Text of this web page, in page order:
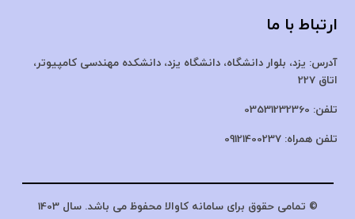
ارتباط با ما
آدرس: یزد، بلوار دانشگاه، دانشگاه یزد،دانشکده مهندسی کامپیوتر،
اتاق 227
تلفن: 03531232360
تلفن همراه: 09121400237
© تمامی حقوق برای سامانه کاوالا محفوظ می باشد. سال 1403